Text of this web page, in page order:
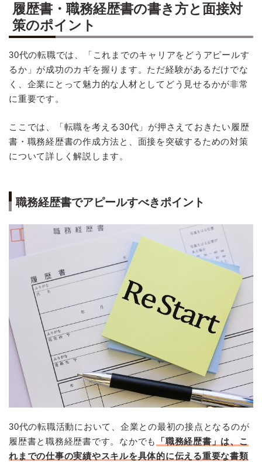
履歴書・職務経歴書の書き方と面接対
策のポイント
30代の転職では、「これまでのキャリアをどうアピールす
るか」が成功のカギを握ります。ただ経験があるだけでな
く、企業にとって魅力的な人材としてどう見せるかが非常
に重要です。
ここでは、「転職を考える30代」が押さえておきたい履歴
書・職務経歴書の作成方法と、面接を突破するための対策
について詳しく解説します。
職務経歴書でアピールすべきポイント
30代の転職活動において、企業との最初の接点となるのが
履歴書と職務経歴書です。なかでも
「職務経歴書」は、こ
れまでの仕事の実績やスキルを具体的に伝える重要な書類